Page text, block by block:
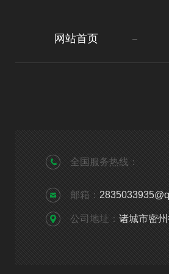
网站首页
全国服务热线：
邮箱：
公司地址： 诸城市密